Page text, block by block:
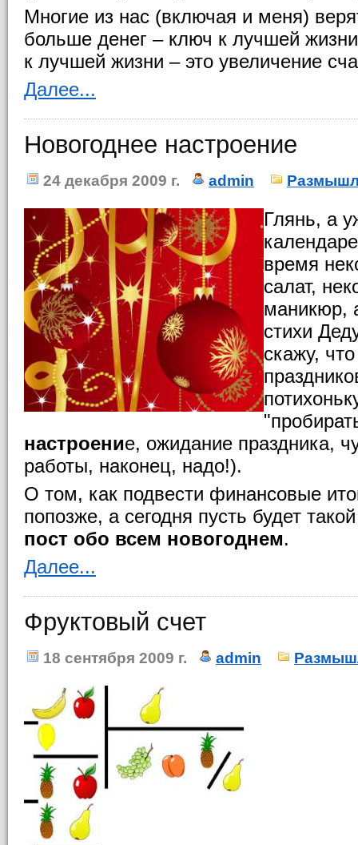
Многие из нас (включая и меня)
больше денег – ключ к лучшей
к лучшей жизни – это увеличение
Далее...
Новогоднее настроение
24 декабря 2009 г. admin
Глянь, а
время
салат,
маникюр,
стихи
скажу,
настроение, ожидание праздника,
работы, наконец, надо!).
О том, как подвести финансовые
попозже, а сегодня пусть будет
пост обо всем новогоднем.
Далее...
Фруктовый счет
18 сентября 2009 г. admin